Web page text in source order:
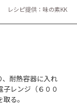
レシピ提供：味の素KK
、耐熱容器に入れ
レンジ（６００
る。